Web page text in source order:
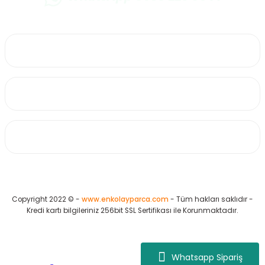
Whatsapp Sipariş
Copyright 2022 © - www.enkolayparca.com - Tüm hakları saklıdır -
Kredi kartı bilgileriniz 256bit SSL Sertifikası ile Korunmaktadır.